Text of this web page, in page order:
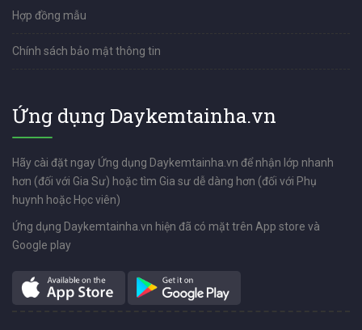
Hợp đồng mẫu
Chính sách bảo mật thông tin
Ứng dụng Daykemtainha.vn
Hãy cài đặt ngay Ứng dụng Daykemtainha.vn để nhận lớp nhanh
hơn (đối với Gia Sư) hoặc tìm Gia sư dễ dàng hơn (đối với Phụ
huynh hoặc Học viên)
Ứng dụng Daykemtainha.vn hiện đã có mặt trên App store và
Google play